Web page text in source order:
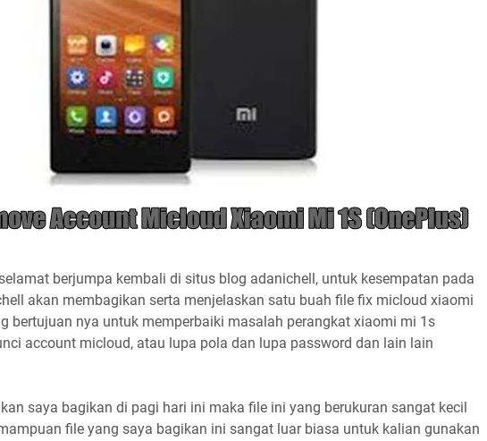
berjumpa kembali di situs blog adanichell, untuk kesempatan pada
akan membagikan serta menjelaskan satu buah file fix micloud xiaomi
bertujuan nya untuk memperbaiki masalah perangkat xiaomi mi 1s
account micloud, atau lupa pola dan lupa password dan lain lain
saya bagikan di pagi hari ini maka file ini yang berukuran sangat kecil
file yang saya bagikan ini sangat luar biasa untuk kalian gunakan